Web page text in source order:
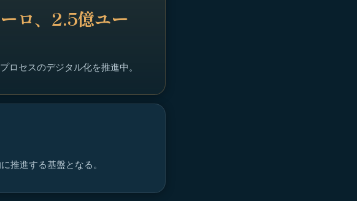
ロ、2.5億ユー
ロセスのデジタル化を推進中。
推進する基盤となる。